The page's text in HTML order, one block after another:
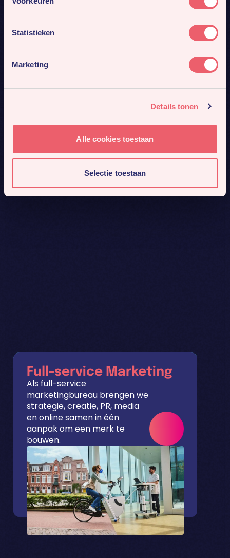
Statistieken
Marketing
Details tonen
Alle cookies toestaan
Selectie toestaan
Full-service Marketing
Als full-service
marketingbureau brengen we
strategie, creatie, PR, media
en online samen in één
aanpak om een merk te
bouwen.